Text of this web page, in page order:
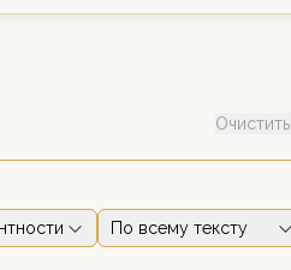
Очистить
По всему тексту